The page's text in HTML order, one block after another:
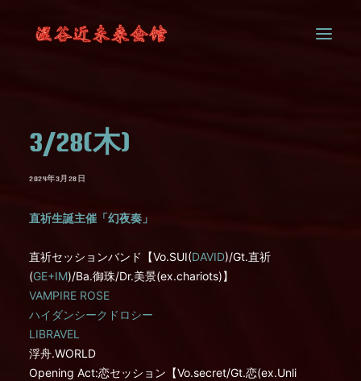
CONTACT3/28(木)
2024年3月28日
直祈生誕主催「幻夜奏」
直祈セッションバンド【Vo.SUI(DAVID)/Gt.直祈
(GE+IM)/Ba.御珠/Dr.美景(ex.chariots)】
VAMPIRE ROSE
ハイダンシークドロシー
LIBRAVEL
浮舟.WORLD
Opening Act:恋セッション【Vo.secret/Gt.恋(ex.Unli